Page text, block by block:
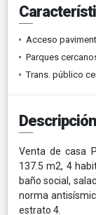
Acceso
Parques
Trans. público
Venta de casa
137.5 m2, 4
baño social,
norma
estrato 4.